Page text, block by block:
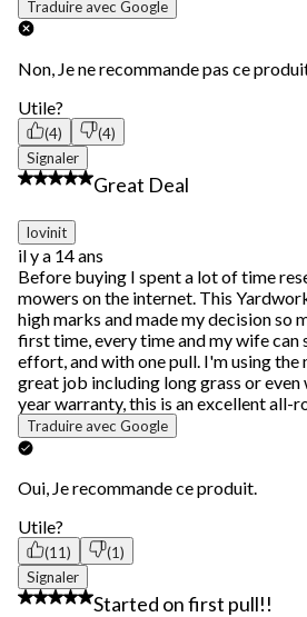
Traduire avec Google
Non, Je ne recommande pas ce
Utile?
(4)
(4)
Signaler
5 étoile(s) sur 5.
Great Deal
lovinit
il y a 14 ans
Before buying I spent a lot of time
mowers on the internet. This
high marks and made my decision so
first time, every time and my wife
effort, and with one pull. I'm using the
great job including long grass or even
year warranty, this is an excellent all-
Traduire avec Google
Oui, Je recommande ce produit.
Utile?
(11)
(1)
Signaler
5 étoile(s) sur 5.
Started on first pull!!